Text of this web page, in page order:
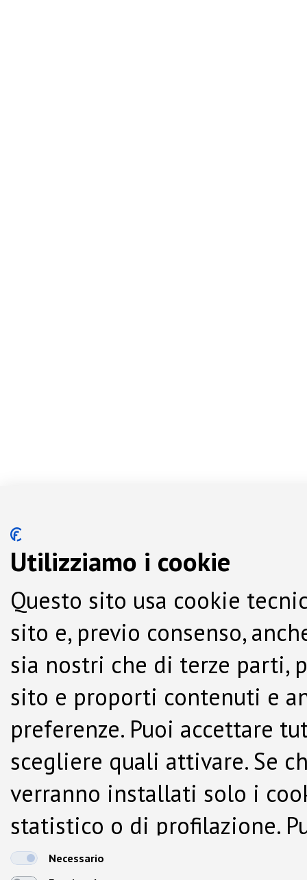
Utilizziamo i cookie
Questo sito usa cookie
sito e, previo consenso,
sia nostri che di terze parti,
sito e proporti contenuti e
preferenze. Puoi accettare
scegliere quali attivare. Se
verranno installati solo i
statistico o di profilazione.
dalla Cookie Policy.
Necessario